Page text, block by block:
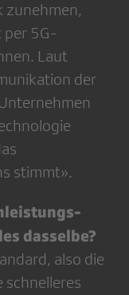
zunehmen,
per 5G-
Laut
der
stimmt».
dasselbe?
also die
schnelleres